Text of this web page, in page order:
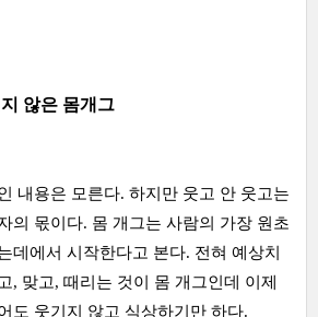
않은 몸개그
내용은 모른다. 하지만 웃고 안 웃고는
의 몫이다. 몸 개그는 사람의 가장 원초
데에서 시작한다고 본다. 전혀 예상치
, 맞고, 때리는 것이 몸 개그인데 이제
도 웃기지 않고 식상하기만 하다.